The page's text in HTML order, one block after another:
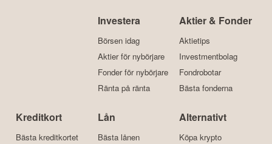
Investera
Börsen idag
Aktier för nybörjare
Fonder för nybörjare
Ränta på ränta
Aktier & Fonder
Aktietips
Investmentbolag
Fondrobotar
Bästa fonderna
Kreditkort
Bästa kreditkortet
Lån
Bästa lånen
Alternativt
Köpa krypto